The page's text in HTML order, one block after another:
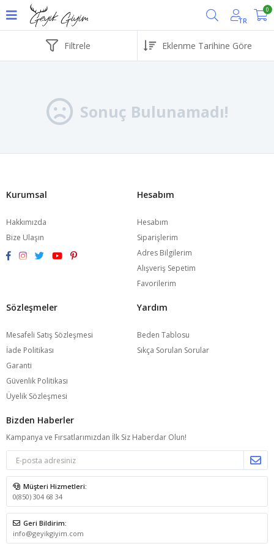
TR
0
Filtrele
Sonuç Bulunamadı!
Kurumsal
Hakkımızda
Bize Ulaşın
Hesabım
Hesabım
Siparişlerim
Adres Bilgilerim
Alışveriş Sepetim
Favorilerim
Sözleşmeler
Mesafeli Satış Sözleşmesi
İade Politikası
Garanti
Güvenlik Politikası
Üyelik Sözleşmesi
Yardım
Beden Tablosu
Sıkça Sorulan Sorular
Bizden Haberler
Kampanya ve Fırsatlarımızdan İlk Siz Haberdar Olun!
Müşteri Hizmetleri:
0(850) 304 68 34
Geri Bildirim:
info@geyikgiyim.com